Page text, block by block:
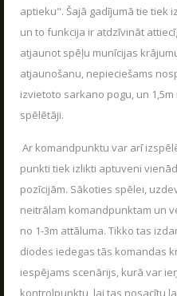
aptieku". Šajā gadījumā tie tiek
un to funkcija ir atdzīvināt
atjaunot spēļu munīcijas
atjaunošanu, nepieciešams
izvietoto sarkano pogu, un
spēlētāji.
Ar komandpunktu var arī
punkti tiek izlikti aptuveni
pozīcijām. Sākoties spēlei,
neitrālam komandpunktam un
no 1-3m attāluma. Tikko tas
diodes iedegas tās komandas
iespējams scenārijs, kurā var
kontrolpunktu, lai tas nosacītu
Labirints
Skolēnu
Bērnu
Izbraukuma
Tuvākie
SKOLĒNU
08.04.2026
Raksti mums savus